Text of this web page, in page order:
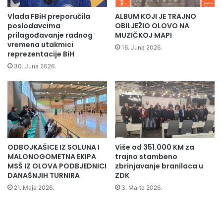
ugroženim područjima. Geološki timovi nadgledaju klizišta,
a ugroženom stanovništvu redovno se dostavlja hrana i
lijekovi. Najavljeno zaprašivanje rizičnih područja protiv
komaraca koje je najavio federalni Zavod za javno
vremenskih uvjeta.
(Press služba KŠ CZ ZDK )
n
e
i
z
v
o
r
n
a
p
o
d
r
u
č
e
g
o
d
i
n
e
v
u
i
M
a
g
l
a
Vlada FBiH preporučila
poslodavcima
prilagođavanje radnog
vremena utakmici
reprezentacije BiH
30. Juna 2026.
ALBUM KOJI JE TRAJNO
OBILJEŽIO OLOVO NA
MUZIČKOJ MAPI
16. Juna 2026.
ODBOJKAŠICE IZ SOLUNA I
MALONOGOMETNA EKIPA
MSŠ IZ OLOVA PODBJEDNICI
DANAŠNJIH TURNIRA
21. Maja 2026.
Više od 351.000 KM za
trajno stambeno
zbrinjavanje branilaca u
ZDK
3. Marta 2026.